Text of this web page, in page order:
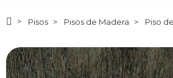
Piso
Pisos Pisos de Madera Piso